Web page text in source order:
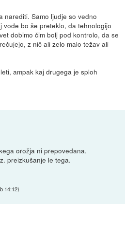
narediti. Samo ljudje so vedno
vode bo še preteklo, da tehnologijo
dobimo čim bolj pod kontrolo, da se
z nič ali zelo malo težav ali
ampak kaj drugega je sploh
orožja ni prepovedana.
preizkušanje le tega.
14:12)